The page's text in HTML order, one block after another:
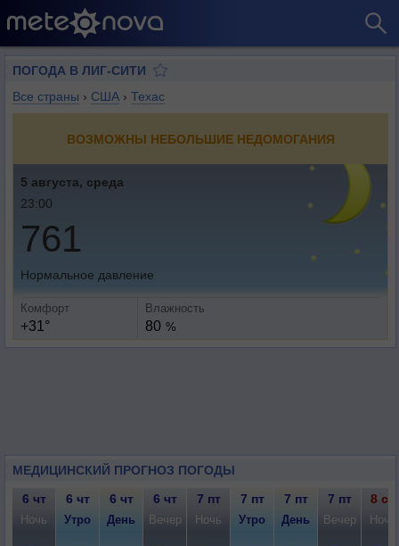
ПОГОДА В ЛИГ-СИТИ
Все страны › США › Техас
ВОЗМОЖНЫ НЕБОЛЬШИЕ НЕДОМОГАНИЯ
5 августа, среда
23:00
761
Нормальное давление
Комфорт
+31°
Влажность
80 %
МЕДИЦИНСКИЙ ПРОГНОЗ ПОГОДЫ
6 чт 6 чт 6 чт 6 чт 7 пт 7 пт 7 пт 7 пт 8 сб
Ночь Утро День Вечер Ночь Утро День Вечер Ночь